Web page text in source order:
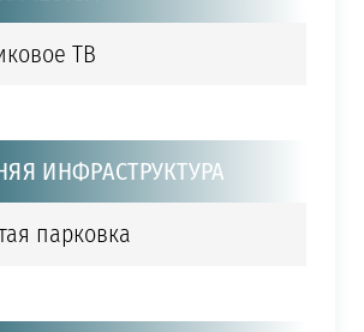
ТВ
ИНФРАСТРУКТУРА
парковка